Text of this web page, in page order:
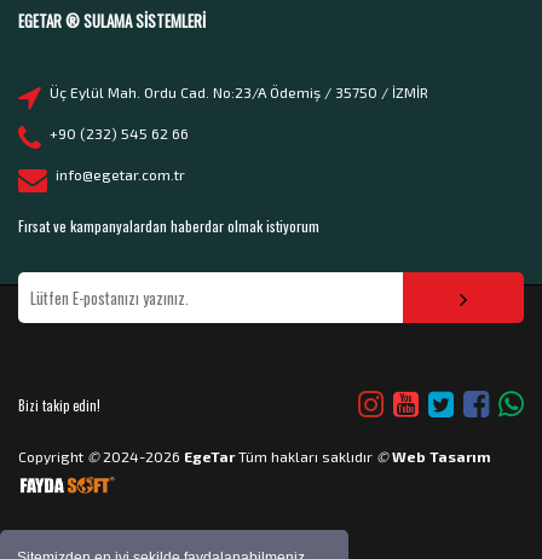
EGETAR ® SULAMA SISTEMLERI
Üç Eylül Mah. Ordu Cad. No:23/A Ödemiş / 35750 / İZMİR
+90 (232) 545 62 66
info@egetar.com.tr
Fırsat ve kampanyalardan haberdar olmak istiyorum
Bizi takip edin!
Copyright ©2024-2026 EgeTarTüm hakları saklıdır © Web Tasarım